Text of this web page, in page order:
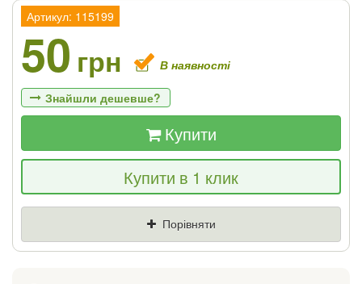
Артикул: 115199
50 грн В наявності
Знайшли дешевше?
Якщо Ви знайдете товар дешевше - ми
знизимо ціну і подаруємо % від різниці
Купити
Купити в 1 клик
Порівняти